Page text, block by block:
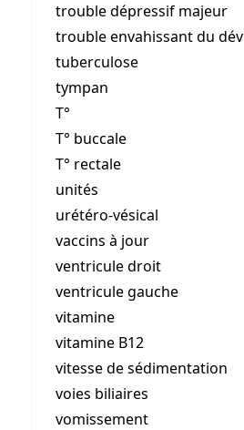
trouble dépressif majeur
trouble envahissant du dév
tuberculose
tympan
T°
T° buccale
T° rectale
unités
urétéro-vésical
vaccins à jour
ventricule droit
ventricule gauche
vitamine
vitamine B12
vitesse de sédimentation
voies biliaires
vomissement